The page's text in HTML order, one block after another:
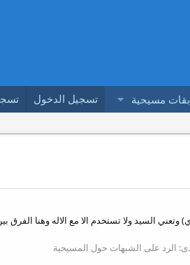
مسيحية تسجيل الدخول
السيد ولا تستخدم الا مع الاله وهنا
الرد على الشبهات حول المسيحية